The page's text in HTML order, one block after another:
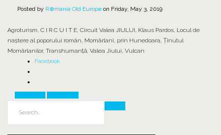
Posted by R⊕mania Old Europe on Friday, May 3, 2019
Agroturism, C I R C U I T E, Circuit Valea JIULUI, Klaus Pardos, Locul de
naştere al poporului român, Momârlani, prin Hunedoara, Ținutul
Momârlanilor, Transhumanță, Valea Jiului, Vulcan
Facebook